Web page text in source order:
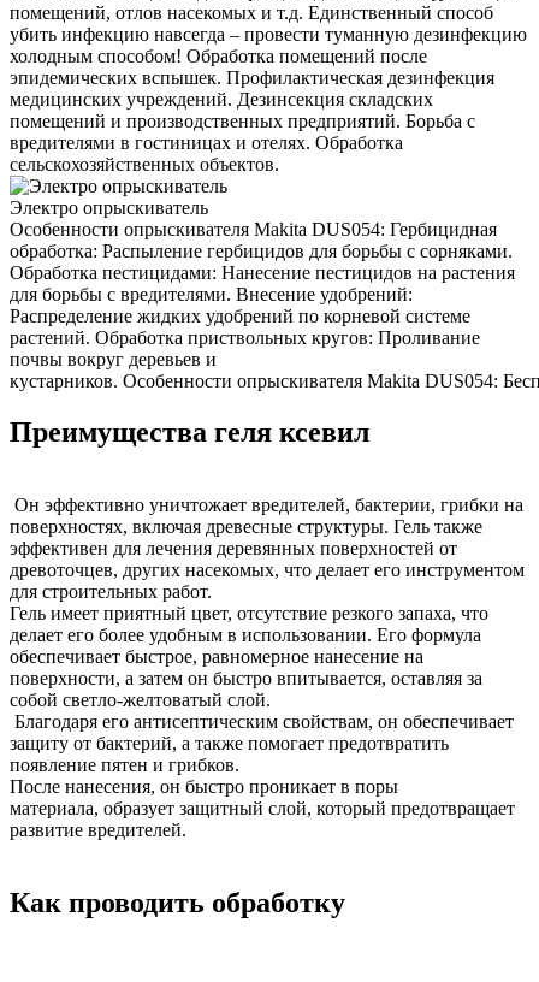
помещений, отлов насекомых и т.д. Единственный способ
убить инфекцию навсегда – провести туманную дезинфекцию
холодным способом! Обработка помещений после
эпидемических вспышек. Профилактическая дезинфекция
медицинских учреждений. Дезинсекция складских
помещений и производственных предприятий. Борьба с
вредителями в гостиницах и отелях. Обработка
сельскохозяйственных объектов.
Электро опрыскиватель
Особенности опрыскивателя Makita DUS054: Гербицидная
обработка: Распыление гербицидов для борьбы с сорняками.
Обработка пестицидами: Нанесение пестицидов на растения
для борьбы с вредителями. Внесение удобрений:
Распределение жидких удобрений по корневой системе
растений. Обработка приствольных кругов: Проливание
почвы вокруг деревьев и
кустарников. Особенности опрыскивателя Makita DUS054:
Преимущества геля ксевил
Он эффективно уничтожает вредителей, бактерии, грибки на
поверхностях, включая древесные структуры. Гель также
эффективен для лечения деревянных поверхностей от
древоточцев, других насекомых, что делает его инструментом
для строительных работ.
Гель имеет приятный цвет, отсутствие резкого запаха, что
делает его более удобным в использовании. Его формула
обеспечивает быстрое, равномерное нанесение на
поверхности, а затем он быстро впитывается, оставляя за
собой светло-желтоватый слой.
Благодаря его антисептическим свойствам, он обеспечивает
защиту от бактерий, а также помогает предотвратить
появление пятен и грибков.
После нанесения, он быстро проникает в поры
материала, образует защитный слой, который предотвращает
развитие вредителей.
Как проводить обработку